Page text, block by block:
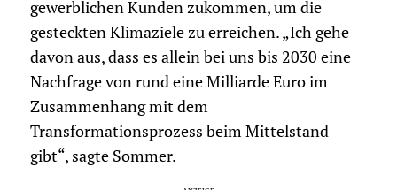
gewerblichen Kunden zukommen, um die
gesteckten Klimaziele zu erreichen. „Ich gehe
davon aus, dass es allein bei uns bis 2030 eine
Nachfrage von rund eine Milliarde Euro im
Zusammenhang mit dem
Transformationsprozess beim Mittelstand
gibt“, sagte Sommer.